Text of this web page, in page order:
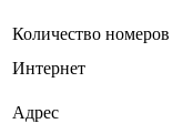
Количество номеров
Интернет
Адрес